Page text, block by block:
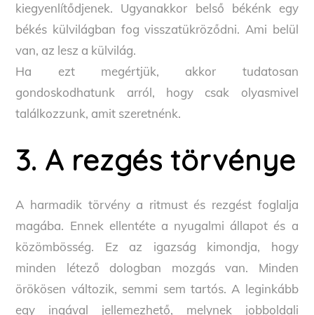
kiegyenlítődjenek. Ugyanakkor belső békénk egy
békés külvilágban fog visszatükröződni. Ami belül
van, az lesz a külvilág.
Ha ezt megértjük, akkor tudatosan
gondoskodhatunk arról, hogy csak olyasmivel
találkozzunk, amit szeretnénk.
3. A rezgés törvénye
A harmadik törvény a ritmust és rezgést foglalja
magába. Ennek ellentéte a nyugalmi állapot és a
közömbösség. Ez az igazság kimondja, hogy
minden létező dologban mozgás van. Minden
örökösen változik, semmi sem tartós. A leginkább
egy ingával jellemezhető, melynek jobboldali